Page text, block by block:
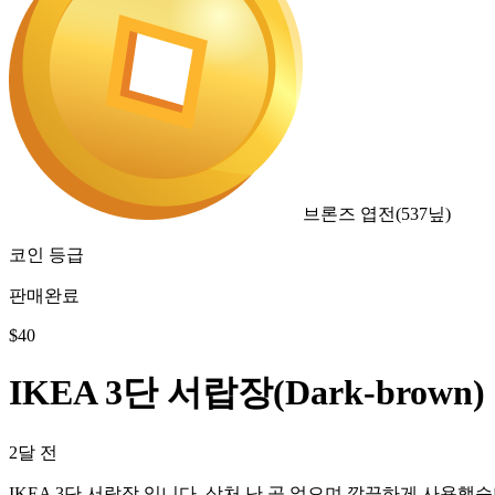
브론즈 엽전(537닢)
코인 등급
판매완료
$40
IKEA 3단 서랍장(Dark-brown)
2달 전